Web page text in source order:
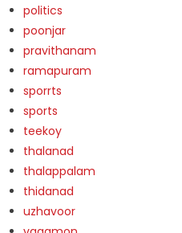
politics
poonjar
pravithanam
ramapuram
sporrts
sports
teekoy
thalanad
thalappalam
thidanad
uzhavoor